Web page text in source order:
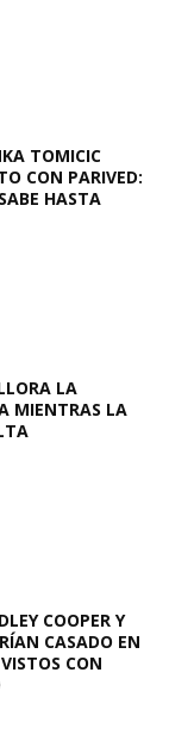
TOMICIC
CON PARIVED:
HASTA
LA
MIENTRAS LA
COOPER Y
CASADO EN
CON